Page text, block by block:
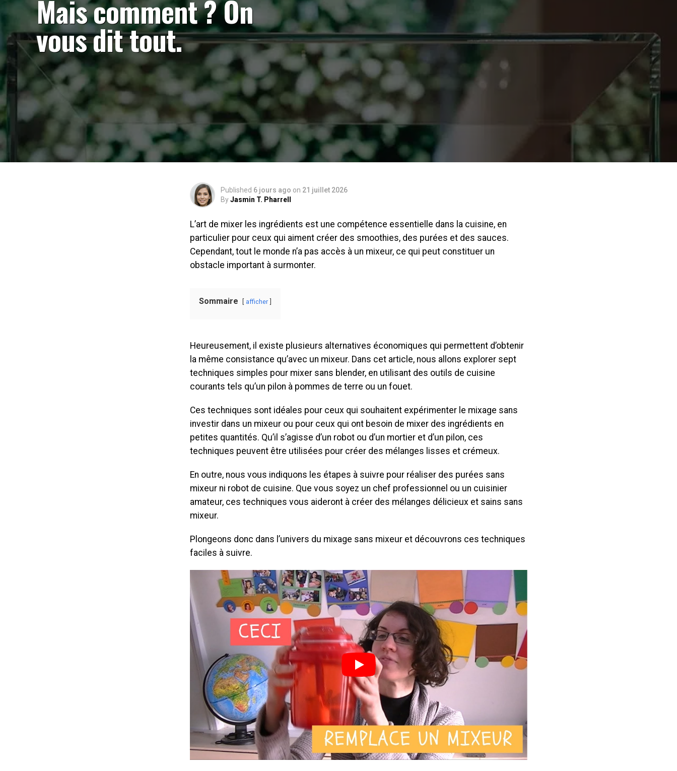
Mais comment ? On
vous dit tout.
Published 6 jours ago on 21 juillet 2026
ByJasmin T. Pharrell
L’art de mixer les ingrédients est une compétence essentielle dans la cuisine, en
particulier pour ceux qui aiment créer des smoothies, des purées et des sauces.
Cependant, tout le monde n’a pas accès à un mixeur, ce qui peut constituer un
obstacle important à surmonter.
Sommaire afficher
Heureusement, il existe plusieurs alternatives économiques qui permettent d’obtenir
la même consistance qu’avec un mixeur. Dans cet article, nous allons explorer sept
techniques simples pour mixer sans blender, en utilisant des outils de cuisine
courants tels qu’un pilon à pommes de terre ou un fouet.
Ces techniques sont idéales pour ceux qui souhaitent expérimenter le mixage sans
investir dans un mixeur ou pour ceux qui ont besoin de mixer des ingrédients en
petites quantités. Qu’il s’agisse d’un robot ou d’un mortier et d’un pilon, ces
techniques peuvent être utilisées pour créer des mélanges lisses et crémeux.
En outre, nous vous indiquons les étapes à suivre pour réaliser des purées sans
mixeur ni robot de cuisine. Que vous soyez un chef professionnel ou un cuisinier
amateur, ces techniques vous aideront à créer des mélanges délicieux et sains sans
mixeur.
Plongeons donc dans l’univers du mixage sans mixeur et découvrons ces techniques
faciles à suivre.